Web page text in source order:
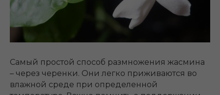
Самый простой способ размножения жасмина
– через черенки. Они легко приживаются во
влажной среде при определенной